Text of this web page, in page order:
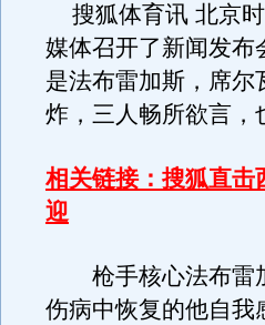
搜狐体育讯 北京
媒体召开了新闻发布
是法布雷加斯，席
炸，三人畅所欲言，
相关链接：搜狐直击
迎
枪手核心法布雷
伤病中恢复的他自我